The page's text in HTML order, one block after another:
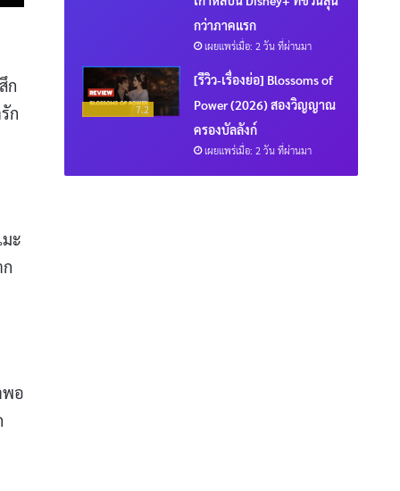
ก
ก
ะ
พอ
กว่าภาคแรก
เผยแพร่เมื่อ: 2 วัน ที่ผ่านมา
7.2
[รีวิว-เรื่องย่อ] Blossoms of
Power (2026) สองวิญญาณ
ครองบัลลังก์
เผยแพร่เมื่อ: 2 วัน ที่ผ่านมา